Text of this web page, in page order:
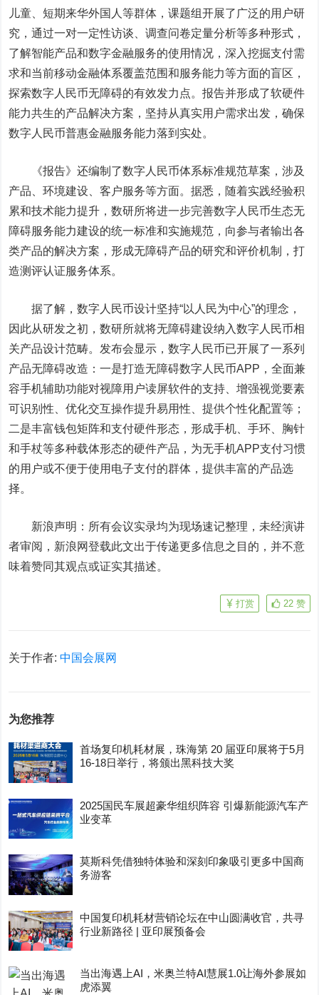
儿童、短期来华外国人等群体，课题组开展了广泛的用户研
究，通过一对一定性访谈、调查问卷定量分析等多种形式，
了解智能产品和数字金融服务的使用情况，深入挖掘支付需
求和当前移动金融体系覆盖范围和服务能力等方面的盲区，
探索数字人民币无障碍的有效发力点。报告并形成了软硬件
能力共生的产品解决方案，坚持从真实用户需求出发，确保
数字人民币普惠金融服务能力落到实处。
《报告》还编制了数字人民币体系标准规范草案，涉及
产品、环境建设、客户服务等方面。据悉，随着实践经验积
累和技术能力提升，数研所将进一步完善数字人民币生态无
障碍服务能力建设的统一标准和实施规范，向参与者输出各
类产品的解决方案，形成无障碍产品的研究和评价机制，打
造测评认证服务体系。
据了解，数字人民币设计坚持“以人民为中心”的理念，
因此从研发之初，数研所就将无障碍建设纳入数字人民币相
关产品设计范畴。发布会显示，数字人民币已开展了一系列
产品无障碍改造：一是打造无障碍数字人民币APP，全面兼
容手机辅助功能对视障用户读屏软件的支持、增强视觉要素
可识别性、优化交互操作提升易用性、提供个性化配置等；
二是丰富钱包矩阵和支付硬件形态，形成手机、手环、胸针
和手杖等多种载体形态的硬件产品，为无手机APP支付习惯
的用户或不便于使用电子支付的群体，提供丰富的产品选
择。
新浪声明：所有会议实录均为现场速记整理，未经演讲
者审阅，新浪网登载此文出于传递更多信息之目的，并不意
味着赞同其观点或证实其描述。
22 赞
打赏
关于作者:中国会展网
为您推荐
首场复印机耗材展，珠海第 20 届亚印展将于5月
16-18日举行，将颁出黑科技大奖
2025国民车展超豪华组织阵容 引爆新能源汽车产
业变革
莫斯科凭借独特体验和深刻印象吸引更多中国商
务游客
中国复印机耗材营销论坛在中山圆满收官，共寻
行业新路径 | 亚印展预备会
当出海遇上AI，米奥兰特AI慧展1.0让海外参展如
虎添翼